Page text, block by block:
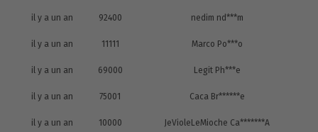
il y a un an 92400 nedim nd***m
il y a un an 11111 Marco Po***o
il y a un an 69000 Legit Ph***e
il y a un an 75001 Caca Br******e
il y a un an 10000 JeVioleLeMioche Ca*******A